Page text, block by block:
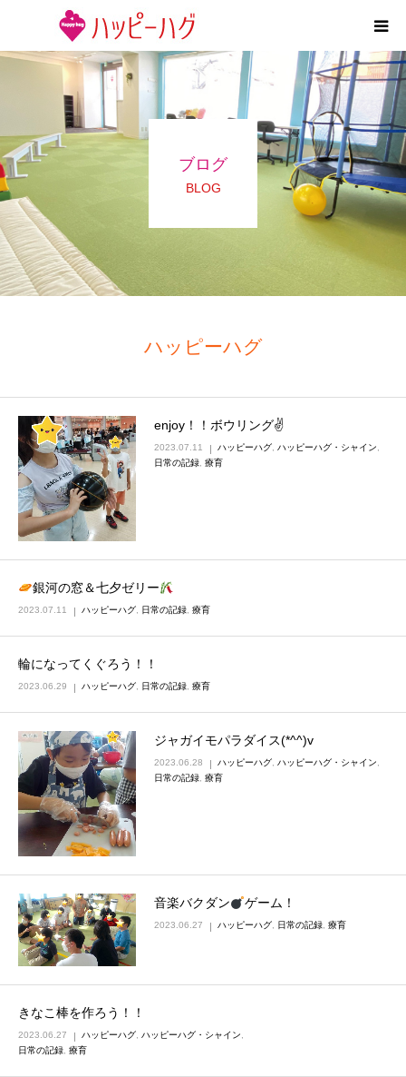
ブログ
BLOG
ハッピーハグ
enjoy！！ボウリング✌
2023.07.11 ハッピーハグ ハッピーハグ・シャイン
日常の記録 療育
銀河の窓＆七夕ゼリー
2023.07.11 ハッピーハグ 日常の記録 療育
輪になってくぐろう！！
2023.06.29 ハッピーハグ 日常の記録 療育
ジャガイモパラダイス(*^^)v
2023.06.28 ハッピーハグ ハッピーハグ・シャイン
日常の記録 療育
音楽バクダン ゲーム！
2023.06.27 ハッピーハグ, 日常の記録, 療育
きなこ棒を作ろう！！
2023.06.27 ハッピーハグ ハッピーハグ・シャイン
日常の記録 療育
2つの特徴
5領域支援とお約束
施設紹介
求人情報